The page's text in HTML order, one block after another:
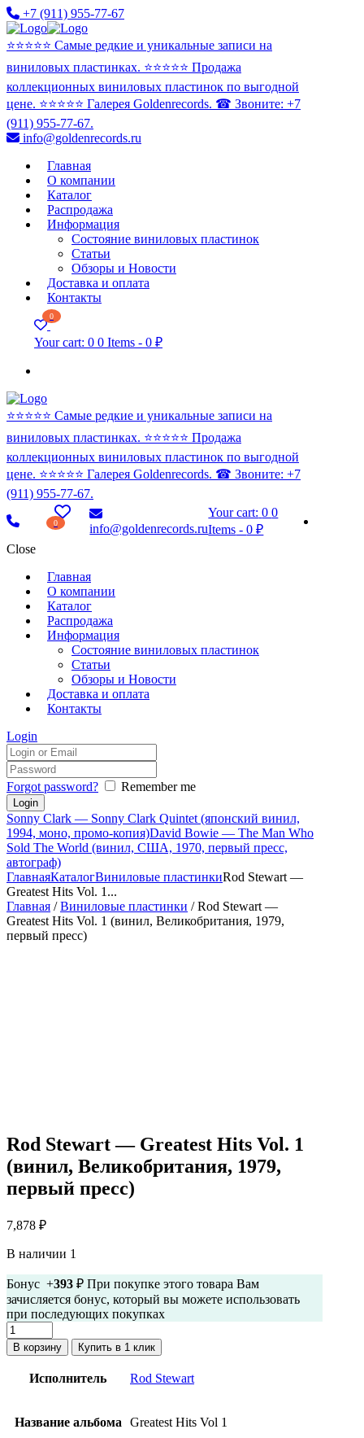
+7 (911) 955-77-67
⭐️⭐️⭐️⭐️⭐️ Самые редкие и уникальные записи на
виниловых пластинках. ⭐️⭐️⭐️⭐️⭐️ Продажа
коллекционных виниловых пластинок по выгодной
цене. ⭐️⭐️⭐️⭐️⭐️ Галерея Goldenrecords. ☎ Звоните: +7
(911) 955-77-67.
info@goldenrecords.ru
Главная
О компании
Каталог
Распродажа
Информация
Состояние виниловых пластинок
Статьи
Обзоры и Новости
Доставка и оплата
Контакты
0
Your cart: 0 0 Items - 0 ₽
⭐️⭐️⭐️⭐️⭐️ Самые редкие и уникальные записи на
виниловых пластинках. ⭐️⭐️⭐️⭐️⭐️ Продажа
коллекционных виниловых пластинок по выгодной
цене. ⭐️⭐️⭐️⭐️⭐️ Галерея Goldenrecords. ☎ Звоните: +7
(911) 955-77-67.
0 info@goldenrecords.ru
Your cart: 00
Items -0 ₽
Close
Главная
О компании
Каталог
Распродажа
Информация
Состояние виниловых пластинок
Статьи
Обзоры и Новости
Доставка и оплата
Контакты
Login
Forgot password? Remember me
Sonny Clark — Sonny Clark Quintet (японский винил,
1994, моно, промо-копия)David Bowie — The Man Who
Sold The World (винил, США, 1970, первый пресс,
автограф)
ГлавнаяКаталогВиниловые пластинкиRod Stewart —
Greatest Hits Vol. 1...
Главная /Виниловые пластинки / Rod Stewart —
Greatest Hits Vol. 1 (винил, Великобритания, 1979,
первый пресс)
Rod Stewart — Greatest Hits Vol. 1
(винил, Великобритания, 1979,
первый пресс)
7,878 ₽
В наличии 1
Бонус +393 ₽ При покупке этого товара Вам
зачисляется бонус, который вы можете использовать
при последующих покупках
Количество
товара
Rod
Stewart
Hits
Vol.
В корзину Купить в 1 клик
Исполнитель Rod Stewart
Название альбома Greatest Hits Vol 1